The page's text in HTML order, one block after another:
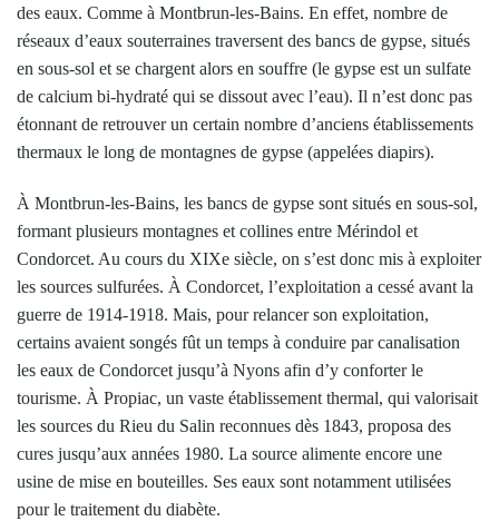
des eaux. Comme à Montbrun-les-Bains. En effet, nombre de
réseaux d’eaux souterraines traversent des bancs de gypse, situés
en sous-sol et se chargent alors en souffre (le gypse est un sulfate
de calcium bi-hydraté qui se dissout avec l’eau). Il n’est donc pas
étonnant de retrouver un certain nombre d’anciens établissements
thermaux le long de montagnes de gypse (appelées diapirs).
À Montbrun-les-Bains, les bancs de gypse sont situés en sous-sol,
formant plusieurs montagnes et collines entre Mérindol et
Condorcet. Au cours du XIXe siècle, on s’est donc mis à exploiter
les sources sulfurées. À Condorcet, l’exploitation a cessé avant la
guerre de 1914-1918. Mais, pour relancer son exploitation,
certains avaient songés fût un temps à conduire par canalisation
les eaux de Condorcet jusqu’à Nyons afin d’y conforter le
tourisme. À Propiac, un vaste établissement thermal, qui valorisait
les sources du Rieu du Salin reconnues dès 1843, proposa des
cures jusqu’aux années 1980. La source alimente encore une
usine de mise en bouteilles. Ses eaux sont notamment utilisées
pour le traitement du diabète.